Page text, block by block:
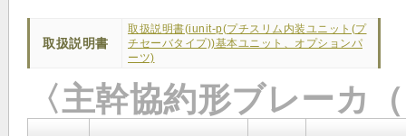
取扱説明書
取扱説明書(iunit-p(プチスリム内装ユニット(プ
チセーバタイプ))基本ユニット、オプションパ
ーツ)
〈主幹協約形ブレーカ